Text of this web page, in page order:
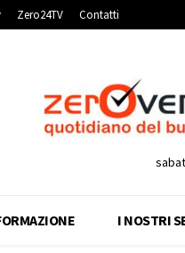
Zero24TV Contatti
I NOSTRI